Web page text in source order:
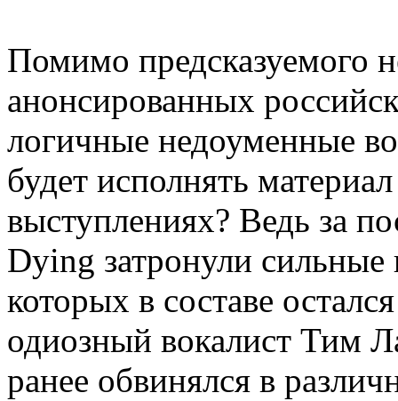
Помимо предсказуемого
анонсированных
логичные недоуменные
будет исполнять
выступлениях? Ведь за
Dying затронули сильные
которых в составе
одиозный вокалист Тим
ранее обвинялся в